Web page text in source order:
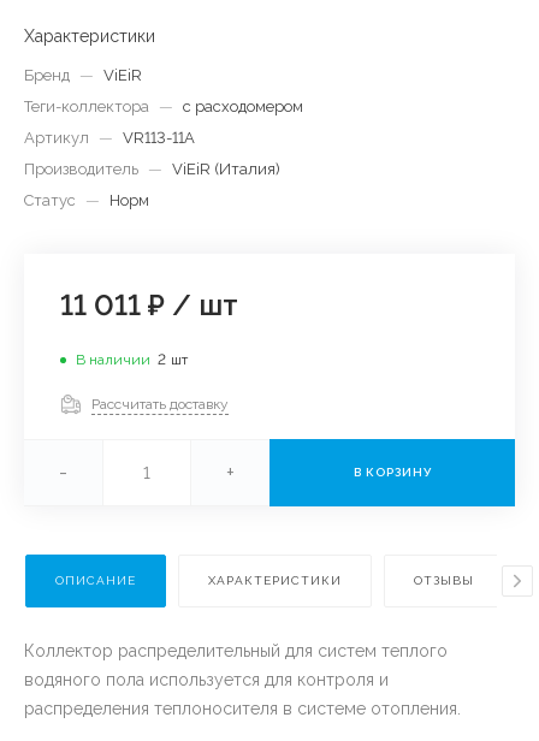
Характеристики
Бренд — ViEiR
Теги-коллектора — с расходомером
Артикул
— VR113-11A
Производитель — ViEiR (Италия)
Статус
— Норм
11 011 ₽ / шт
В наличии 2 шт
Рассчитать доставку
- + В КОРЗИНУ
ОПИСАНИЕ ХАРАКТЕРИСТИКИ ОТЗЫВЫ
Коллектор распределительный для систем теплого
водяного пола используется для контроля и
распределения теплоносителя в системе отопления.